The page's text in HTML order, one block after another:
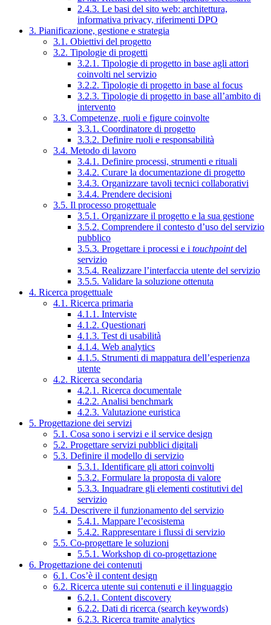
2.4.3. Le basi del sito web: architettura,
informativa privacy, riferimenti DPO
3. Pianificazione, gestione e strategia
3.1. Obiettivi del progetto
3.2. Tipologie di progetti
3.2.1. Tipologie di progetto in base agli attori
coinvolti nel servizio
3.2.2. Tipologie di progetto in base al focus
3.2.3. Tipologie di progetto in base all’ambito di
intervento
3.3. Competenze, ruoli e figure coinvolte
3.3.1. Coordinatore di progetto
3.3.2. Definire ruoli e responsabilità
3.4. Metodo di lavoro
3.4.1. Definire processi, strumenti e rituali
3.4.2. Curare la documentazione di progetto
3.4.3. Organizzare tavoli tecnici collaborativi
3.4.4. Prendere decisioni
3.5. Il processo progettuale
3.5.1. Organizzare il progetto e la sua gestione
3.5.2. Comprendere il contesto d’uso del servizio
pubblico
3.5.3. Progettare i processi e i touchpointdel
servizio
3.5.4. Realizzare l’interfaccia utente del servizio
3.5.5. Validare la soluzione ottenuta
4. Ricerca progettuale
4.1. Ricerca primaria
4.1.1. Interviste
4.1.2. Questionari
4.1.3. Test di usabilità
4.1.4. Web analytics
4.1.5. Strumenti di mappatura dell’esperienza
utente
4.2. Ricerca secondaria
4.2.1. Ricerca documentale
4.2.2. Analisi benchmark
4.2.3. Valutazione euristica
5. Progettazione dei servizi
5.1. Cosa sono i servizi e il service design
5.2. Progettare servizi pubblici digitali
5.3. Definire il modello di servizio
5.3.1. Identificare gli attori coinvolti
5.3.2. Formulare la proposta di valore
5.3.3. Inquadrare gli elementi costitutivi del
servizio
5.4. Descrivere il funzionamento del servizio
5.4.1. Mappare l’ecosistema
5.4.2. Rappresentare i flussi di servizio
5.5. Co-progettare le soluzioni
5.5.1. Workshop di co-progettazione
6. Progettazione dei contenuti
6.1. Cos’è il content design
6.2. Ricerca utente sui contenuti e il linguaggio
6.2.1. Content discovery
6.2.2. Dati di ricerca (search keywords)
6.2.3. Ricerca tramite analytics